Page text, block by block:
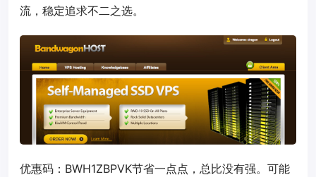
流，稳定追求不二之选。
优惠码： BWH1ZBPVK节省一点点，总比没有强。可能